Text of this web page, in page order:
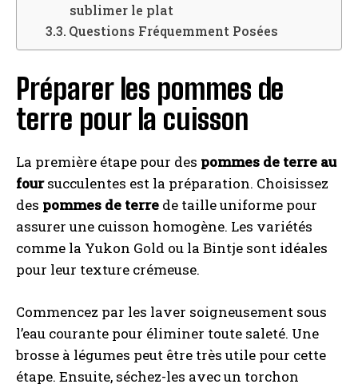
sublimer le plat
Questions Fréquemment Posées
Préparer les pommes de
terre pour la cuisson
La première étape pour des pommes de terre au
foursucculentes est la préparation. Choisissez
des pommes de terre de taille uniforme pour
assurer une cuisson homogène. Les variétés
comme la Yukon Gold ou la Bintje sont idéales
pour leur texture crémeuse.
Commencez par les laver soigneusement sous
l’eau courante pour éliminer toute saleté. Une
brosse à légumes peut être très utile pour cette
étape. Ensuite, séchez-les avec un torchon